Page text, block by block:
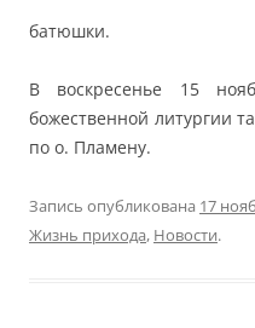
батюшки.
В воскресенье 15
божественной литургии
по о. Пламену.
Запись опубликована 17
Жизнь прихода, Новости.